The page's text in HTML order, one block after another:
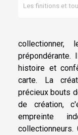
Les finitions et
prépondérante.
histoire et
carte. La
précieux bouts
de création,
empreinte